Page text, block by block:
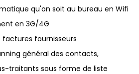
qu'on soit au bureau en Wifi
en 3G/4G
factures fournisseurs
général des contacts,
traitants sous forme de liste